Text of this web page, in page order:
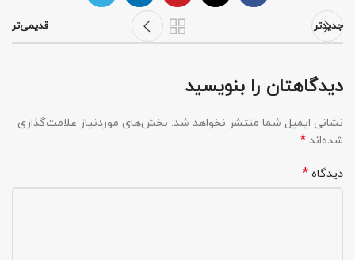
جدیدتر قدیمی‌تر
دیدگاهتان را بنویسید
نشانی ایمیل شما منتشر نخواهد شد. بخش‌های موردنیاز علامت‌گذاری
شده‌اند *
دیدگاه *